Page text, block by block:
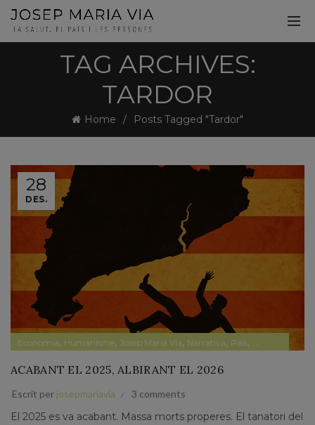
TAG ARCHIVES:
TARDOR
Home Posts Tagged "Tardor"
28
DES.
Economia, Humanisme, Josep Maria Via, Narrativa, País, Papers privats
ACABANT EL 2025, ALBIRANT EL 2026
Escrit per josepmariavia 3 comments
El 2025 es va acabant. Massa morts properes. El tanatori del